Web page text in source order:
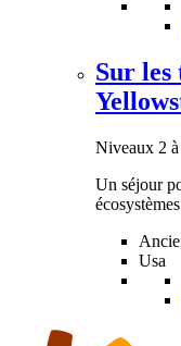
Sur les
Niveaux 2
Un séjour
Usa